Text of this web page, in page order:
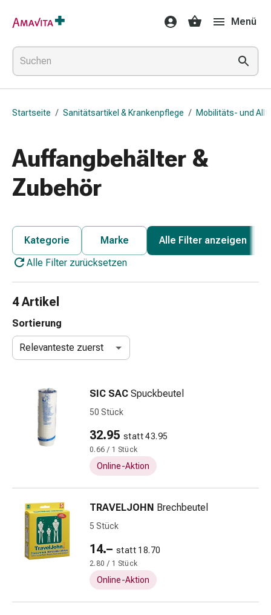
Medikamente
&
Behandlung
Hautverletzung
&
Wundheilung
Elastische
Fingerverband
Fixationspflaster
Gaze
Kompressionsbinde
Tape
Zubehör
Verbrennung
&
Sets
Wundauflage
desinfektion
Zugsalbe
Tupfer
Menü
Startseite / Sanitätsartikel & Krankenpflege / Mobilitäts- und
Auffangbehälter &
Zubehör
Kategorie Marke
Alle Filter anzeigen
Alle Filter zurücksetzen
4 Artikel
Sortierung
Relevanteste zuerst
SIC SAC Spuckbeutel
50 Stück
32.95 statt 43.95
0.66 / 1 Stück
Online-Aktion
TRAVELJOHN Brechbeutel
5 Stück
14.– statt 18.70
2.80 / 1 Stück
Online-Aktion